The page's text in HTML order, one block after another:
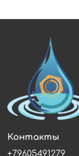
Контакты
+79605491279